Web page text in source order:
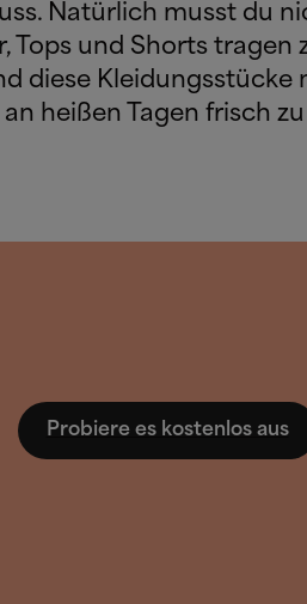
Natürlich musst du
Tops und Shorts tragen
diese Kleidungsstücke
heißen Tagen frisch zu
Probiere es kostenlos aus